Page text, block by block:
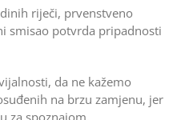
riječi, prvenstveno
smisao potvrda pripadnosti
da ne kažemo
na brzu zamjenu, jer
za spoznajom.